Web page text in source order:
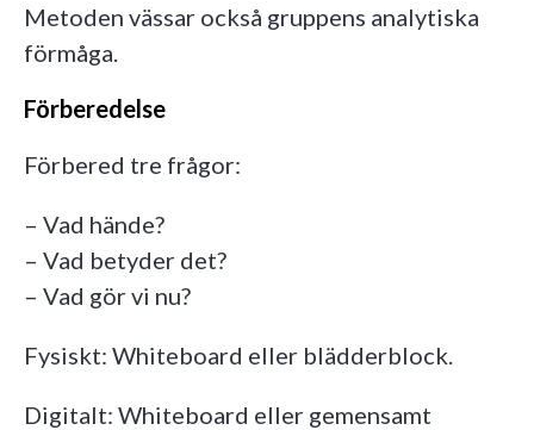
Metoden vässar också gruppens analytiska
förmåga.
Förberedelse
Förbered tre frågor:
– Vad hände?
– Vad betyder det?
– Vad gör vi nu?
Fysiskt: Whiteboard eller blädderblock.
Digitalt: Whiteboard eller gemensamt